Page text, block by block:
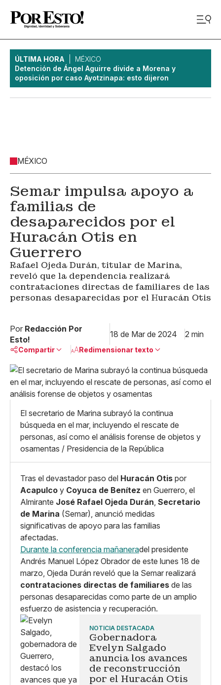
ÚLTIMA HORA
MÉXICO
Detención de Ángel Aguirre divide a Morena y
oposición por caso Ayotzinapa: esto dijeron
MÉXICO
Semar impulsa apoyo a
familias de
desaparecidos por el
Huracán Otis en
Guerrero
Rafael Ojeda Durán, titular de Marina,
reveló que la dependencia realizará
contrataciones directas de familiares de las
personas desaparecidas por el Huracán Otis
Por Redacción Por
Esto!
18 de Mar de 2024 2 min
Compartir
Linkedin
Facebook
X
Whatsapp
Copiar enlace
Redimensionar texto
Pequeño
Mediano
Grande
El secretario de Marina subrayó la continua
búsqueda en el mar, incluyendo el rescate de
personas, así como el análisis forense de objetos y
osamentas / Presidencia de la República
Tras el devastador paso del Huracán Otis por
Acapulco y Coyuca de Benítez en Guerrero, el
Almirante José Rafael Ojeda Durán, Secretario
de Marina (Semar), anunció medidas
significativas de apoyo para las familias
afectadas.
Durante la conferencia mañaneradel presidente
Andrés Manuel López Obrador de este lunes 18 de
marzo, Ojeda Durán reveló que la Semar realizará
contrataciones directas de familiares de las
personas desaparecidas como parte de un amplio
esfuerzo de asistencia y recuperación.
NOTICIA DESTACADA
Gobernadora
Evelyn Salgado
anuncia los avances
de reconstrucción
por el Huracán Otis